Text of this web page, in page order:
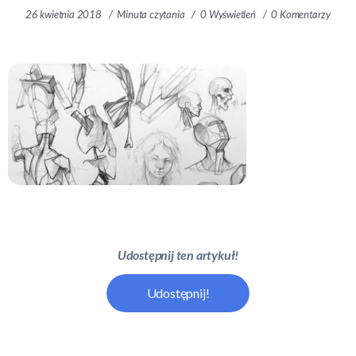
26 kwietnia 2018 Minuta czytania 0 Wyświetleń 0 Komentarzy
Udostępnij ten artykuł!
Udostępnij!